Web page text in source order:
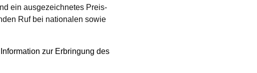
ein ausgezeichnetes Preis-
Ruf bei nationalen sowie
Information zur Erbringung des